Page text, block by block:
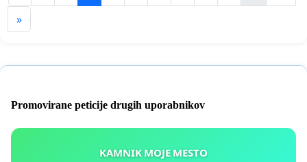
»
Promovirane peticije drugih uporabnikov
KAMNIK MOJE MESTO